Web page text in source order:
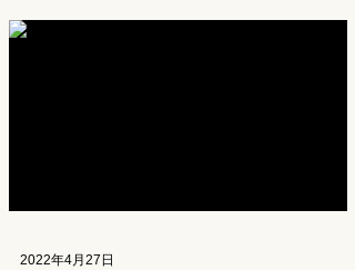
は、「機能性低血糖」のことを指しま
2022年4月27日